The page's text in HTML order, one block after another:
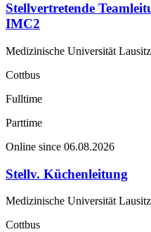
Stellvertretende
IMC2
Medizinische Universität
Cottbus
Fulltime
Parttime
Online since 06.08.2026
Stellv. Küchenleitung
Medizinische Universität
Cottbus